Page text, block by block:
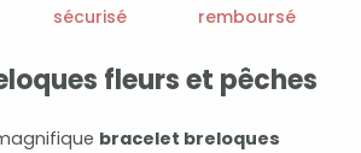
sécurisé
remboursé
fleurs et pêches
bracelet breloques